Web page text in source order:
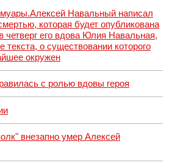
Навальный написал
которая будет опубликована
четверг его вдова Юлия Навальная,
текста, о существовании которого
окружен
с ролью вдовы героя
внезапно умер Алексей